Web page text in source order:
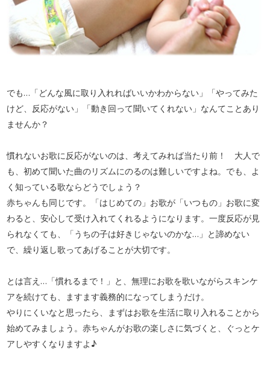
でも…「どんな風に取り入れればいいかわからない」「やってみた
けど、反応がない」「動き回って聞いてくれない」なんてことあり
ませんか？
慣れないお歌に反応がないのは、考えてみれば当たり前！ 大人で
も、初めて聞いた曲のリズムにのるのは難しいですよね。でも、よ
く知っている歌ならどうでしょう？
赤ちゃんも同じです。「はじめての」お歌が「いつもの」お歌に変
わると、安心して受け入れてくれるようになります。一度反応が見
られなくても、「うちの子は好きじゃないのかな…」と諦めない
で、繰り返し歌ってあげることが大切です。
とは言え…「慣れるまで！」と、無理にお歌を歌いながらスキンケ
アを続けても、ますます義務的になってしまうだけ。
やりにくいなと思ったら、まずはお歌を生活に取り入れることから
始めてみましょう。赤ちゃんがお歌の楽しさに気づくと、ぐっとケ
アしやすくなりますよ♪